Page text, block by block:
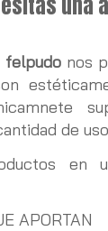
felpudo nos
de
en
APORTAN